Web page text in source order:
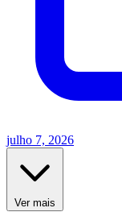
julho 7, 2026
Ver mais